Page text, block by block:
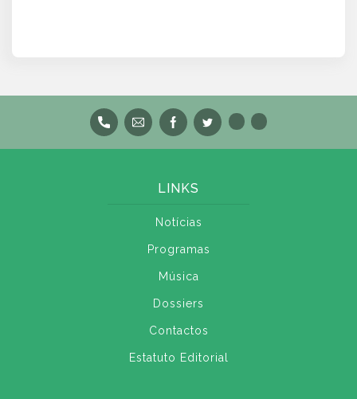
LINKS
Notícias
Programas
Música
Dossiers
Contactos
Estatuto Editorial